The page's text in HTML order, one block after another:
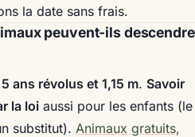
la date sans frais.
peuvent-ils descendre
5 ans révolus et 1,15 m. Savoir
la loiaussi pour les enfants (le
substitut). Animaux gratuits,